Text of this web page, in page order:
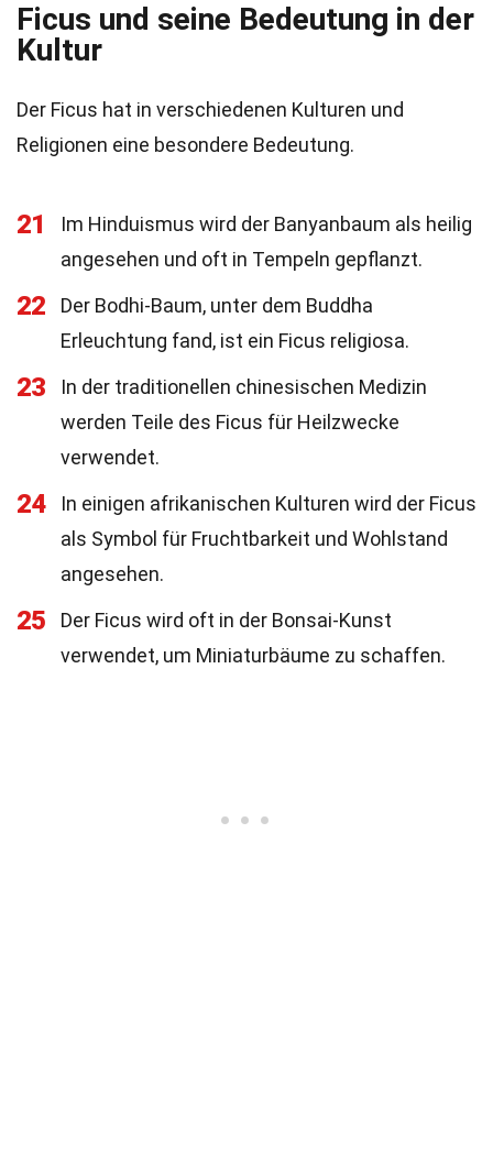
Ficus und seine Bedeutung in der
Kultur
Der Ficus hat in verschiedenen Kulturen und
Religionen eine besondere Bedeutung.
21
Im Hinduismus wird der Banyanbaum als heilig
angesehen und oft in Tempeln gepflanzt.
22
Der Bodhi-Baum, unter dem Buddha
Erleuchtung fand, ist ein Ficus religiosa.
23
In der traditionellen chinesischen Medizin
werden Teile des Ficus für Heilzwecke
verwendet.
24
In einigen afrikanischen Kulturen wird der Ficus
als Symbol für Fruchtbarkeit und Wohlstand
angesehen.
25
Der Ficus wird oft in der Bonsai-Kunst
verwendet, um Miniaturbäume zu schaffen.